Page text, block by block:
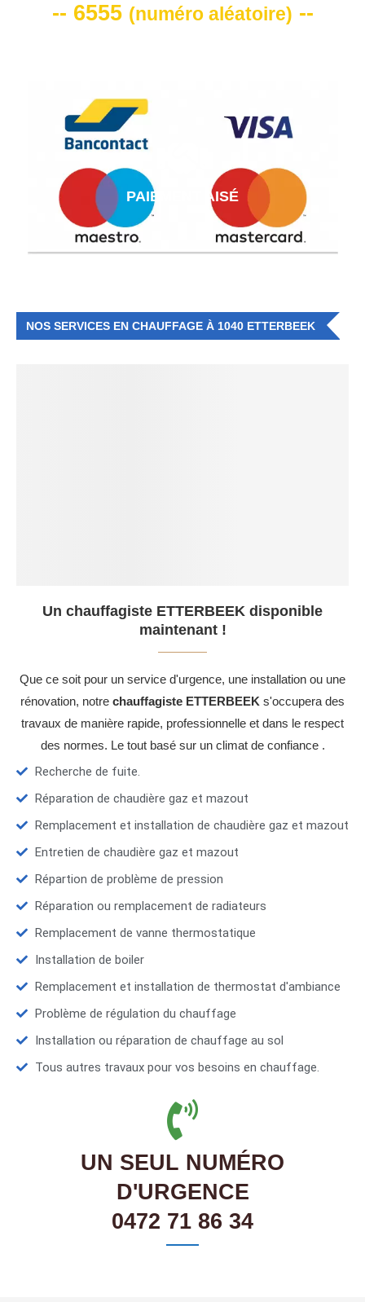
-- 6555 (numéro aléatoire) --
PAIEMENT AISÉ
NOS SERVICES EN CHAUFFAGE À 1040 ETTERBEEK
Un chauffagiste ETTERBEEK disponible
maintenant !
Que ce soit pour un service d'urgence, une installation ou une
rénovation, notre chauffagiste ETTERBEEK s'occupera des
travaux de manière rapide, professionnelle et dans le respect
des normes. Le tout basé sur un climat de confiance .
Recherche de fuite.
Réparation de chaudière gaz et mazout
Remplacement et installation de chaudière gaz et mazout
Entretien de chaudière gaz et mazout
Répartion de problème de pression
Réparation ou remplacement de radiateurs
Remplacement de vanne thermostatique
Installation de boiler
Remplacement et installation de thermostat d'ambiance
Problème de régulation du chauffage
Installation ou réparation de chauffage au sol
Tous autres travaux pour vos besoins en chauffage.
UN SEUL NUMÉRO
D'URGENCE
0472 71 86 34